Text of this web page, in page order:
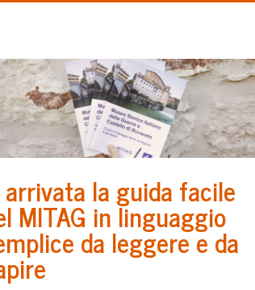
arrivata la guida facile
MITAG in linguaggio
da leggere e da